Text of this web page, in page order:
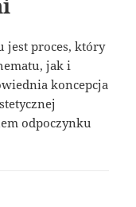
jest proces, który
jak i
koncepcja
odpoczynku